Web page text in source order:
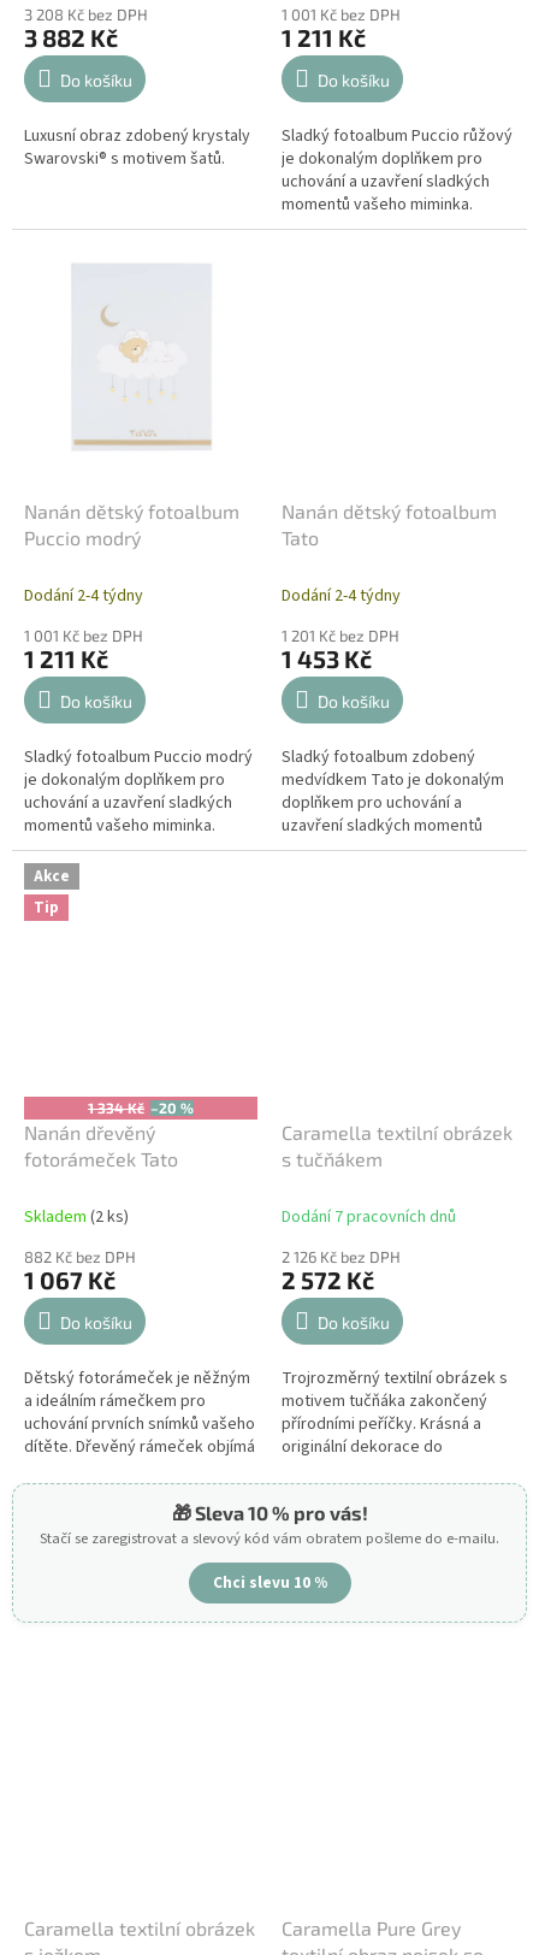
3 208 Kč bez DPH
3 882 Kč
Do košíku
Luxusní obraz zdobený krystaly
Swarovski® s motivem šatů.
1 001 Kč bez DPH
1 211 Kč
Do košíku
Sladký fotoalbum Puccio růžový
je dokonalým doplňkem pro
uchování a uzavření sladkých
momentů vašeho miminka.
Dětský album na fotky bude
Nanán dětský fotoalbum
Puccio modrý
Dodání 2-4 týdny
1 001 Kč bez DPH
1 211 Kč
Do košíku
Sladký fotoalbum Puccio modrý
je dokonalým doplňkem pro
uchování a uzavření sladkých
momentů vašeho miminka.
Dětský album na fotky bude
skvělým dárkem k narození
miminka,...
Nanán dětský fotoalbum
Tato
Dodání 2-4 týdny
1 201 Kč bez DPH
1 453 Kč
Do košíku
Sladký fotoalbum zdobený
medvídkem Tato je dokonalým
doplňkem pro uchování a
uzavření sladkých momentů
vašeho miminka. Dětský album
Akce
Tip
1 334 Kč –20 %
Nanán dřevěný
fotorámeček Tato
Skladem (2 ks)
882 Kč bez DPH
1 067 Kč
Do košíku
Dětský fotorámeček je něžným
a ideálním rámečkem pro
uchování prvních snímků vašeho
dítěte. Dřevěný rámeček objímá
Caramella textilní obrázek
s tučňákem
Dodání 7 pracovních dnů
2 126 Kč bez DPH
2 572 Kč
Do košíku
Trojrozměrný textilní obrázek s
motivem tučňáka zakončený
přírodními peříčky. Krásná a
originální dekorace do
🎁 Sleva 10 % pro vás!
Stačí se zaregistrovat a slevový kód vám obratem pošleme do e-mailu.
Chci slevu 10 %
Caramella textilní obrázek
Caramella Pure Grey